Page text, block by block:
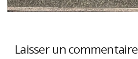
Laisser un commentaire